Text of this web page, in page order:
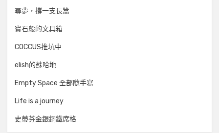
尋夢，撐一支長篙
寶石般的文具箱
COCCUS推坑中
elish的蘇哈地
Empty Space 全部隨手寫
Life is a journey
史蒂芬金銀銅鐵席格